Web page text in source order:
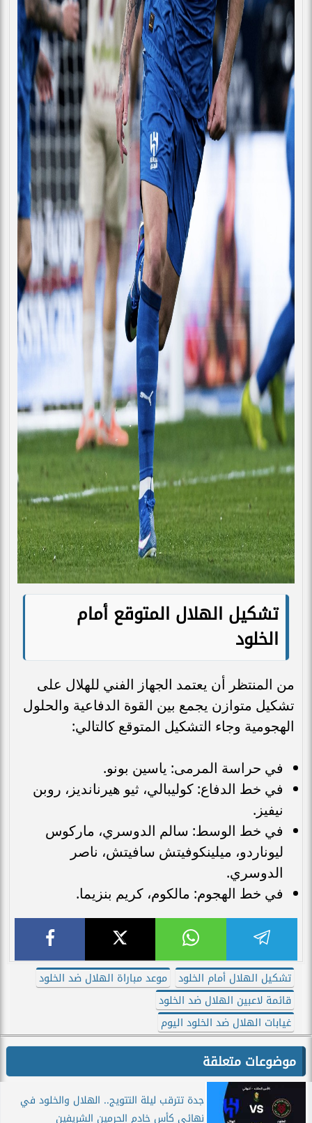
تشكيل الهلال المتوقع أمام
الخلود
من المنتظر أن يعتمد الجهاز الفني للهلال على
تشكيل متوازن يجمع بين القوة الدفاعية والحلول
الهجومية وجاء التشكيل المتوقع كالتالي:
في حراسة المرمى: ياسين بونو.
في خط الدفاع: كوليبالي، ثيو هيرنانديز، روبن
نيفيز.
في خط الوسط: سالم الدوسري، ماركوس
ليوناردو، ميلينكوفيتش سافيتش، ناصر
الدوسري.
في خط الهجوم: مالكوم، كريم بنزيما.
تشكيل الهلال أمام الخلود
موعد مباراة الهلال ضد الخلود
قائمة لاعبين الهلال ضد الخلود
غيابات الهلال ضد الخلود اليوم
موضوعات متعلقة
جدة تترقب ليلة التتويج.. الهلال والخلود في
نهائي كأس خادم الحرمين الشريفين